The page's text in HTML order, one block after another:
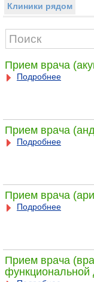
Клиники рядом
Прием врача
Подробнее
Прием врача
Подробнее
Прием врача
Подробнее
Прием врача
функциональной